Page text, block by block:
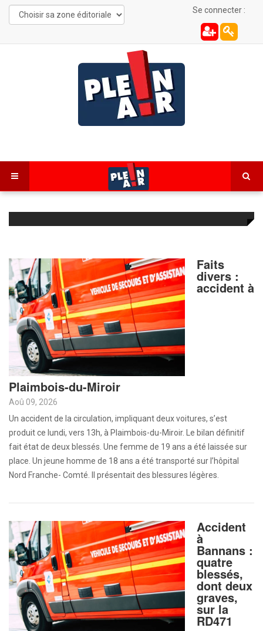
Se connecter :
Faits
divers :
accident à
Plaimbois-du-Miroir
Aoû 09, 2026
Un accident de la circulation, impliquant deux voitures, s’est
produit ce lundi, vers 13h, à Plaimbois-du-Miroir. Le bilan définitif
fait état de deux blessés. Une femme de 19 ans a été laissée sur
place. Un jeune homme de 18 ans a été transporté sur l’hôpital
Nord Franche- Comté. Il présentait des blessures légères.
Accident
à
Bannans :
quatre
blessés,
dont deux
graves,
sur la
RD471